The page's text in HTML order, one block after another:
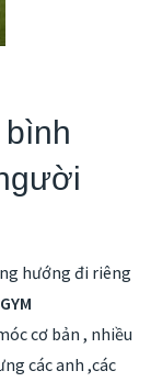
bình
hướng đi riêng
cơ bản , nhiều
các anh ,các